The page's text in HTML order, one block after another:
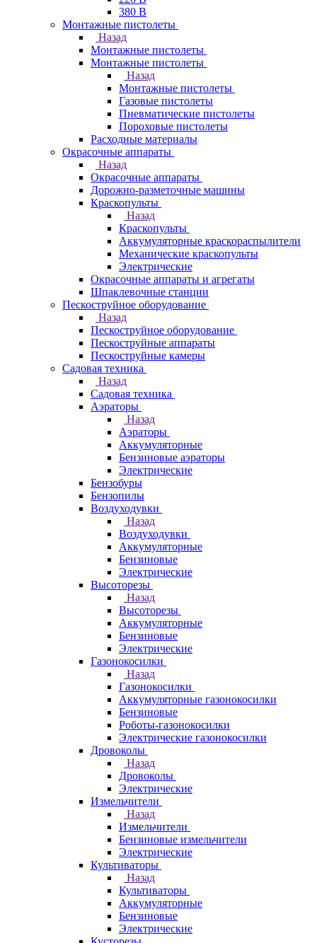
380 В
Монтажные пистолеты
Назад
Монтажные пистолеты
Монтажные пистолеты
Назад
Монтажные пистолеты
Газовые пистолеты
Пневматические пистолеты
Пороховые пистолеты
Расходные материалы
Окрасочные аппараты
Назад
Окрасочные аппараты
Дорожно-разметочные машины
Краскопульты
Назад
Краскопульты
Аккумуляторные краскораспылители
Механические краскопульты
Электрические
Окрасочные аппараты и агрегаты
Шпаклевочные станции
Пескоструйное оборудование
Назад
Пескоструйное оборудование
Пескоструйные аппараты
Пескоструйные камеры
Садовая техника
Назад
Садовая техника
Аэраторы
Назад
Аэраторы
Аккумуляторные
Бензиновые аэраторы
Электрические
Бензобуры
Бензопилы
Воздуходувки
Назад
Воздуходувки
Аккумуляторные
Бензиновые
Электрические
Высоторезы
Назад
Высоторезы
Аккумуляторные
Бензиновые
Электрические
Газонокосилки
Назад
Газонокосилки
Аккумуляторные газонокосилки
Бензиновые
Роботы-газонокосилки
Электрические газонокосилки
Дровоколы
Назад
Дровоколы
Электрические
Измельчители
Назад
Измельчители
Бензиновые измельчители
Электрические
Культиваторы
Назад
Культиваторы
Аккумуляторные
Бензиновые
Электрические